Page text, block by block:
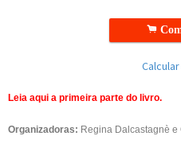
.
Leia aqui a primeira parte do livro.
Organizadoras: Regina Dalcastagnè e